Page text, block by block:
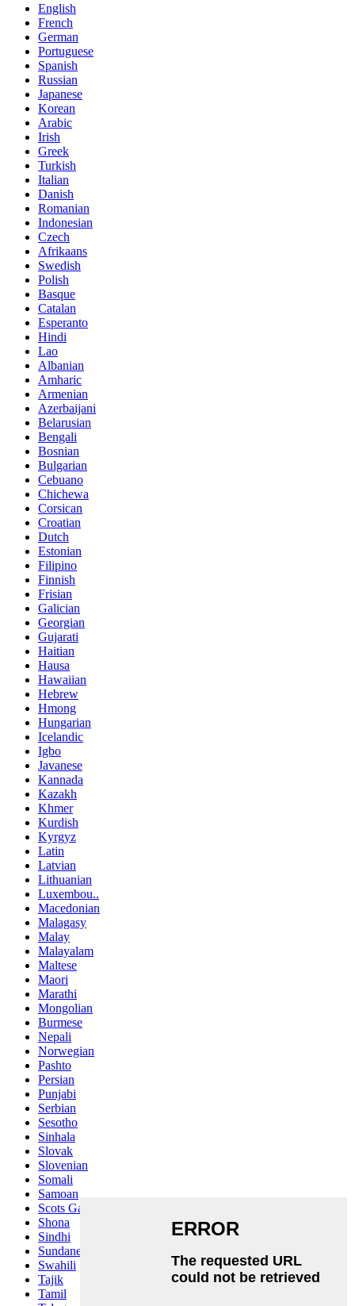
English
French
German
Portuguese
Spanish
Russian
Japanese
Korean
Arabic
Irish
Greek
Turkish
Italian
Danish
Romanian
Indonesian
Czech
Afrikaans
Swedish
Polish
Basque
Catalan
Esperanto
Hindi
Lao
Albanian
Amharic
Armenian
Azerbaijani
Belarusian
Bengali
Bosnian
Bulgarian
Cebuano
Chichewa
Corsican
Croatian
Dutch
Estonian
Filipino
Finnish
Frisian
Galician
Georgian
Gujarati
Haitian
Hausa
Hawaiian
Hebrew
Hmong
Hungarian
Icelandic
Igbo
Javanese
Kannada
Kazakh
Khmer
Kurdish
Kyrgyz
Latin
Latvian
Lithuanian
Luxembou..
Macedonian
Malagasy
Malay
Malayalam
Maltese
Maori
Marathi
Mongolian
Burmese
Nepali
Norwegian
Pashto
Persian
Punjabi
Serbian
Sesotho
Sinhala
Slovak
Slovenian
Somali
Samoan
Scots Gaelic
Shona
Sindhi
Sundanese
Swahili
Tajik
Tamil